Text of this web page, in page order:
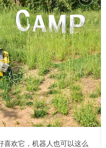
喜欢它，机器人也可以这么